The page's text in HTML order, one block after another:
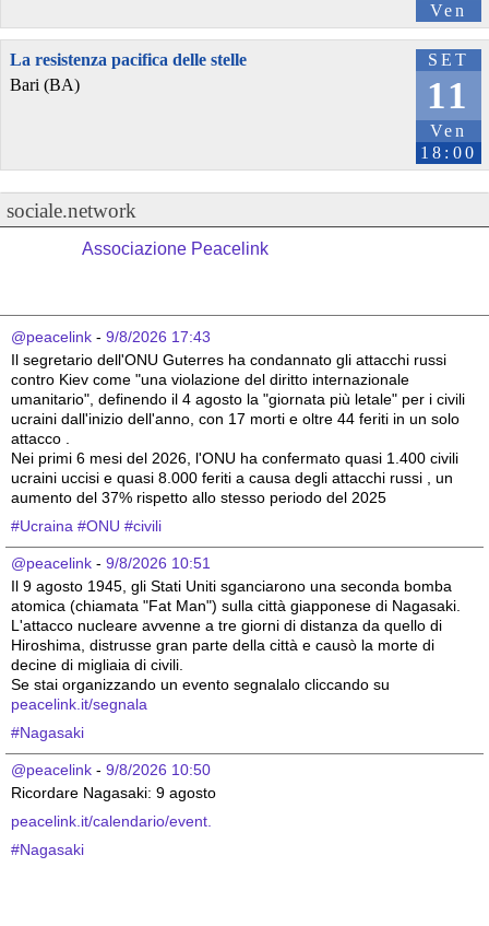
Ven
SET
11
Ven
18:00
La resistenza pacifica delle stelle
Bari (BA)
sociale.network
Associazione Peacelink
@peacelink - 9/8/2026 17:43
Il segretario dell'ONU Guterres ha condannato gli attacchi russi
contro Kiev come "una violazione del diritto internazionale
umanitario", definendo il 4 agosto la "giornata più letale" per i civili
ucraini dall'inizio dell'anno, con 17 morti e oltre 44 feriti in un solo
attacco .
Nei primi 6 mesi del 2026, l'ONU ha confermato quasi 1.400 civili
ucraini uccisi e quasi 8.000 feriti a causa degli attacchi russi , un
aumento del 37% rispetto allo stesso periodo del 2025
#Ucraina #ONU #civili
@peacelink - 9/8/2026 10:51
Il 9 agosto 1945, gli Stati Uniti sganciarono una seconda bomba
atomica (chiamata "Fat Man") sulla città giapponese di Nagasaki.
L'attacco nucleare avvenne a tre giorni di distanza da quello di
Hiroshima, distrusse gran parte della città e causò la morte di
decine di migliaia di civili.
peacelink.it/segnala
#Nagasaki
@peacelink - 9/8/2026 10:50
Ricordare Nagasaki: 9 agosto
peacelink.it/calendario/event.
#Nagasaki